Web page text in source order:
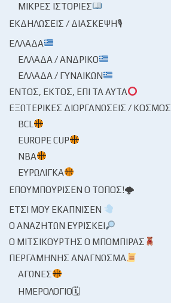
ΜΙΚΡΈΣ ΙΣΤΟΡΊΕΣ
ΕΚΔΗΛΏΣΕΙΣ / ΔΙΆΣΚΕΨΗ🎙
ΕΛΛΆΔΑ
ΕΛΛΆΔΑ / ΑΝΔΡΙΚΌ
ΕΛΛΆΔΑ / ΓΥΝΑΙΚΏΝ
ΕΝΤΌΣ, ΕΚΤΌΣ, ΕΠΊ ΤΑ ΑΥΤΆ
ΕΞΩΤΕΡΙΚΈΣ ΔΙΟΡΓΑΝΏΣΕΙΣ / ΚΌΣΜΟΣ
BCL
EUROPE CUP
NBA
ΕΥΡΩΛΊΓΚΑ
ΕΠΟΥΜΠΟΎΡΙΣΕΝ Ο ΤΌΠΟΣ!🌩
ΈΤΣΙ ΜΟΥ ΕΚΆΠΝΙΣΕΝ
Ο ΑΝΑΖΗΤΏΝ ΕΥΡΊΣΚΕΙ
Ο ΜΙΤΣΙΚΟΥΡΤΉΣ Ο ΜΠΌΜΠΙΡΑΣ
ΠΕΡΓΑΜΗΝΉΣ ΑΝΆΓΝΩΣΜΑ
ΑΓΏΝΕΣ
ΗΜΕΡΟΛΌΓΙΟ🗓